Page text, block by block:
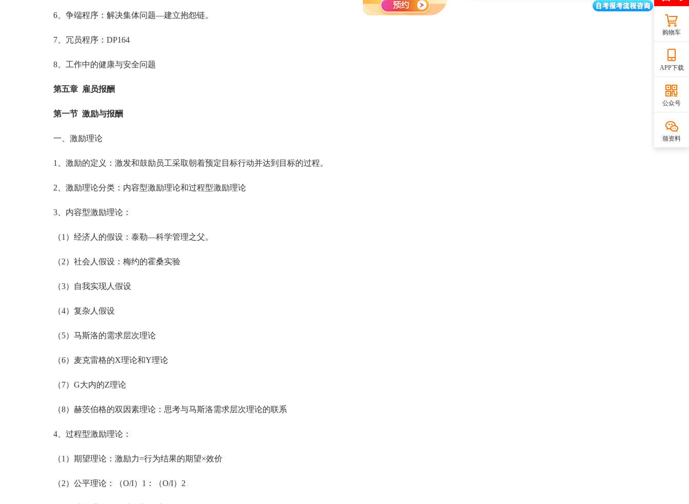
6、争端程序：解决集体问题—建立抱怨链。
7、冗员程序：DP164
8、工作中的健康与安全问题
第五章 雇员报酬
第一节 激励与报酬
一、激励理论
1、激励的定义：激发和鼓励员工采取朝着预定目标行动并达到目标的过程。
2、激励理论分类：内容型激励理论和过程型激励理论
3、内容型激励理论：
（1）经济人的假设：泰勒—科学管理之父。
（2）社会人假设：梅约的霍桑实验
（3）自我实现人假设
（4）复杂人假设
（5）马斯洛的需求层次理论
（6）麦克雷格的X理论和Y理论
（7）G大内的Z理论
（8）赫茨伯格的双因素理论：思考与马斯洛需求层次理论的联系
4、过程型激励理论：
（1）期望理论：激励力=行为结果的期望×效价
（2）公平理论：（O/I）1：（O/I）2
购物车
APP下载
公众号
领资料